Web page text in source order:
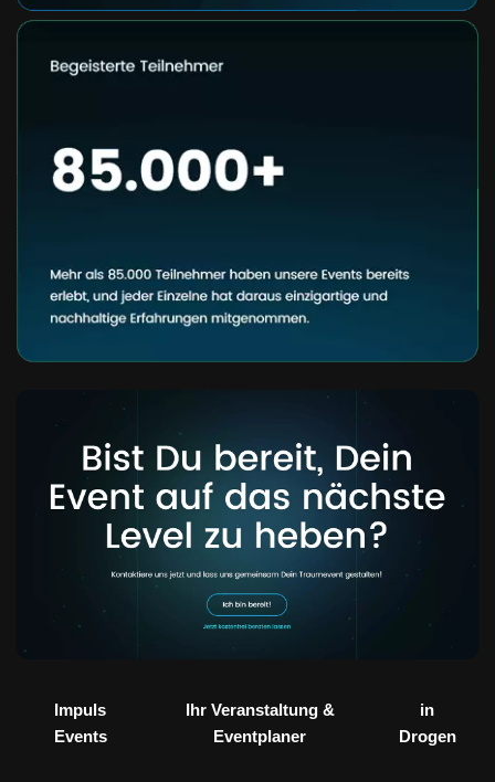
Impuls
Events
Ihr Veranstaltung &
Eventplaner
in
Drogen